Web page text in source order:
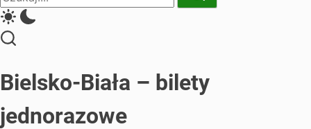
Search
Bielsko-Biała – bilety
jednorazowe